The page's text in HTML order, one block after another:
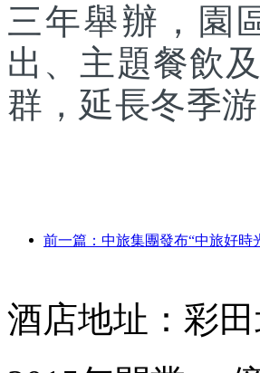
三年舉辦，園
出、主題餐飲
群，延長冬季游
酒店地址：彩